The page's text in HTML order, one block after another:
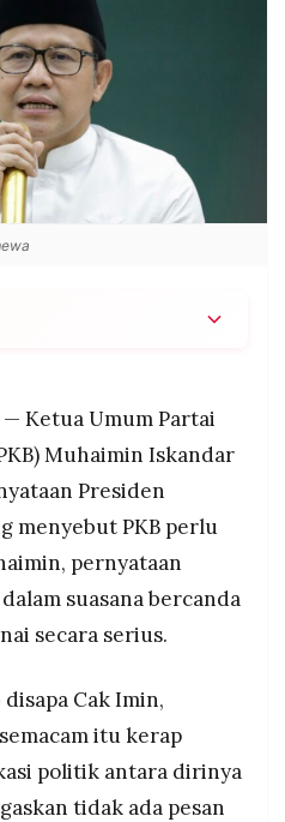
saat kegiatan retret
Hambalang.
dengan
— Ketua Umum Partai
Muhaimin Iskandar
Presiden
menyebut PKB perlu
pernyataan
suasana bercanda
secara serius.
Cak Imin,
itu kerap
politik antara dirinya
tidak ada pesan